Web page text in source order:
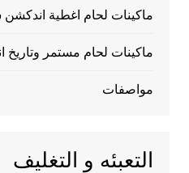
ماكينات لحام اغطية
ماكينات لحام مستمر وتاريخ
مواصفات
التعبئه و التغليف